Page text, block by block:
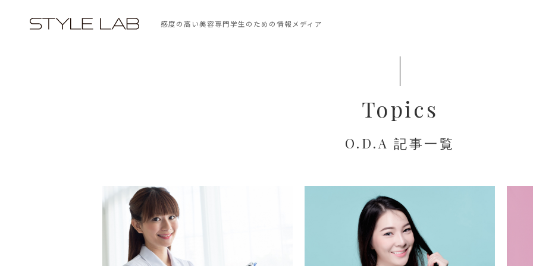
感度の高い美容専門学生のための情報メディア
Topics
O.D.A 記事一覧